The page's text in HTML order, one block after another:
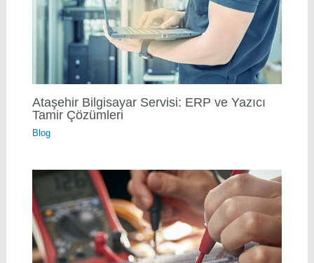
Ataşehir Bilgisayar Servisi: ERP ve Yazıcı
Tamir Çözümleri
Blog